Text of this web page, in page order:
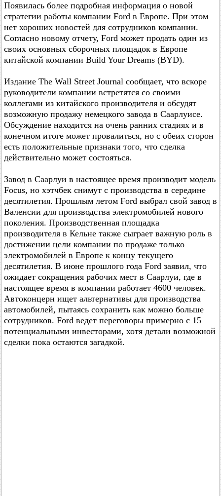
Появилась более подробная информация о новой
стратегии работы компании Ford в Европе. При этом
нет хороших новостей для сотрудников компании.
Согласно новому отчету, Ford может продать один из
своих основных сборочных площадок в Европе
китайской компании Build Your Dreams (BYD).
Издание The Wall Street Journal сообщает, что вскоре
руководители компании встретятся со своими
коллегами из китайского производителя и обсудят
возможную продажу немецкого завода в Саарлуисе.
Обсуждение находится на очень ранних стадиях и в
конечном итоге может провалиться, но с обеих сторон
есть положительные признаки того, что сделка
действительно может состояться.
Завод в Саарлуи в настоящее время производит модель
Focus, но хэтчбек снимут с производства в середине
десятилетия. Прошлым летом Ford выбрал свой завод в
Валенсии для производства электромобилей нового
поколения. Производственная площадка
производителя в Кельне также сыграет важную роль в
достижении цели компании по продаже только
электромобилей в Европе к концу текущего
десятилетия. В июне прошлого года Ford заявил, что
ожидает сокращения рабочих мест в Саарлуи, где в
настоящее время в компании работает 4600 человек.
Автоконцерн ищет альтернативы для производства
автомобилей, пытаясь сохранить как можно больше
сотрудников. Ford ведет переговоры примерно с 15
потенциальными инвесторами, хотя детали возможной
сделки пока остаются загадкой.